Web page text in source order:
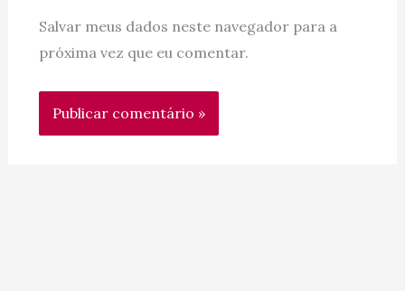
Salvar meus dados neste navegador para a
próxima vez que eu comentar.